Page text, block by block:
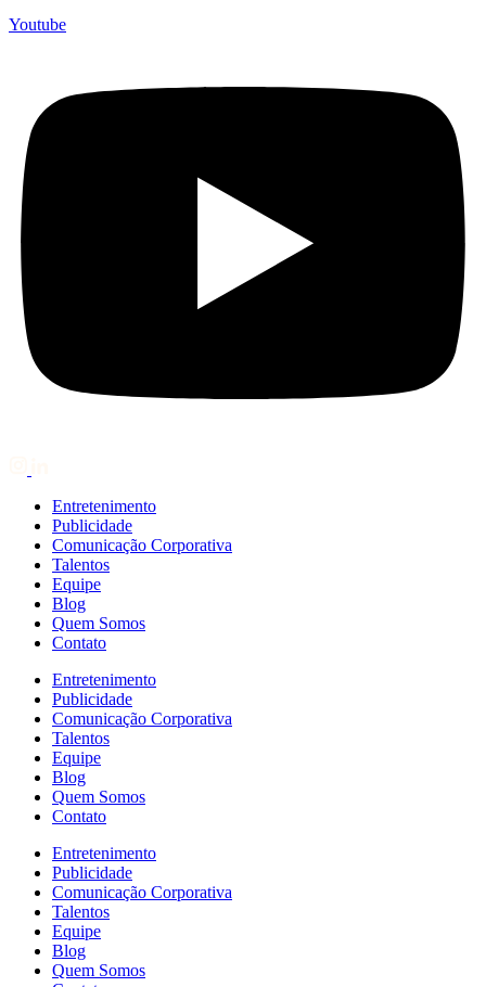
Youtube
Entretenimento
Publicidade
Comunicação Corporativa
Talentos
Equipe
Blog
Quem Somos
Contato
Entretenimento
Publicidade
Comunicação Corporativa
Talentos
Equipe
Blog
Quem Somos
Contato
Entretenimento
Publicidade
Comunicação Corporativa
Talentos
Equipe
Blog
Quem Somos